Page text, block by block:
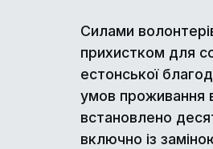
Силами
прихистком для
естонської
умов проживання
встановлено
включно із